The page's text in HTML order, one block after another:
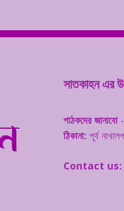
সাতকাহন এর
পাঠকদের জানাবো
ঠিকানা: পূর্ব
Contact us: